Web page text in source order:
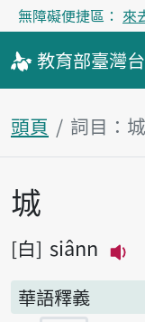
無障礙便捷區： 來
教育部臺灣
頭頁 詞目：
主內容區
城
白 siânn
華語釋義